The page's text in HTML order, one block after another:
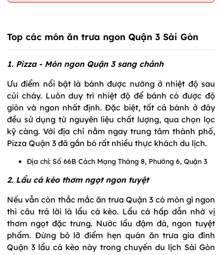
Top các món ăn trưa ngon Quận 3 Sài Gòn
1. Pizza - Món ngon Quận 3 sang chảnh
Ưu điểm nổi bật là bánh được nướng ở nhiệt độ sau
củi cháy. Luôn duy trì nhiệt độ để bánh có được độ
giòn và ngon nhất định. Đặc biệt, tất cả bánh ở đây
đều sử dụng từ nguyên liệu chất lượng, qua chọn lọc
kỹ càng. Với địa chỉ nằm ngay trung tâm thành phố,
Pizza Quận 3 đã gắn bó rất nhiều thực khách du lịch.
Địa chỉ: Số 66B Cách Mạng Tháng 8, Phường 6, Quận 3
2. Lẩu cá kèo thơm ngọt ngon tuyệt
Nếu vẫn còn thắc mắc ăn trưa Quận 3 có món gì ngon
thì câu trả lời là lẩu cá kèo. Lẩu cá hấp dẫn nhờ vị
thơm ngọt đặc trưng. Nước lẩu đậm đà, ngon tuyệt
phẩm. Đừng bỏ lỡ điểm hẹn quán ăn trưa gia đình
Quận 3 lẩu cá kèo này trong chuyến du lịch Sài Gòn